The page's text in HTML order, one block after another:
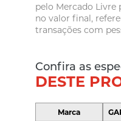
pelo Mercado
no valor final,
transações com
Confira as
DESTE
Marca